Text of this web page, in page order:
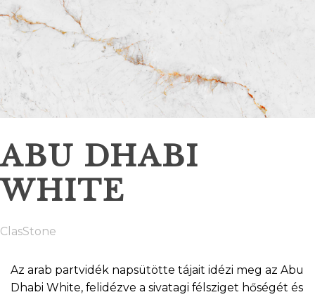
ABU DHABI
WHITE
ClasStone
Az arab partvidék napsütötte tájait idézi meg az Abu
Dhabi White, felidézve a sivatagi félsziget hőségét és